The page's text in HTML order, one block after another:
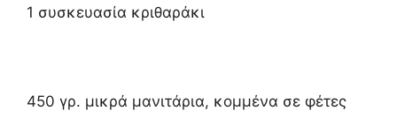
1 συσκευασία κριθαράκι
450 γρ. μικρά μανιτάρια, κομμένα σε φέτες